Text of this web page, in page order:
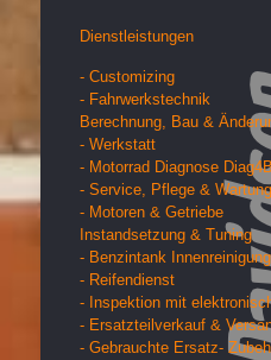
Dienstleistungen
- Customizing
- Fahrwerkstechnik
Berechnung, Bau &
- Werkstatt
- Motorrad Diagnose
- Service, Pflege & Wartung
- Motoren & Getriebe
Instandsetzung & Tuning
- Benzintank
- Reifendienst
- Inspektion mit
- Ersatzteilverkauf &
- Gebrauchte Ersatz-